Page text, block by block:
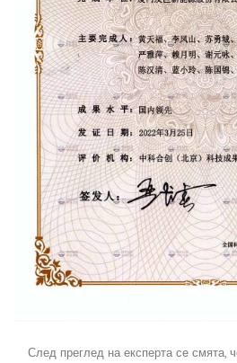
След преглед на експерта се смята,